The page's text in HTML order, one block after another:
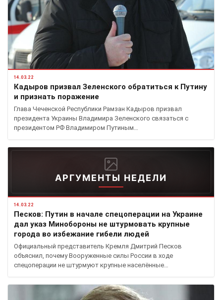
14.03.22
Кадыров призвал Зеленского обратиться к Путину
и признать поражение
Глава Чеченской Республики Рамзан Кадыров призвал
президента Украины Владимира Зеленского связаться с
президентом РФ Владимиром Путиным…
АРГУМЕНТЫ НЕДЕЛИ
14.03.22
Песков: Путин в начале спецоперации на Украине
дал указ Минобороны не штурмовать крупные
города во избежание гибели людей
Официальный представитель Кремля Дмитрий Песков
объяснил, почему Вооруженные силы России в ходе
спецоперации не штурмуют крупные населённые…